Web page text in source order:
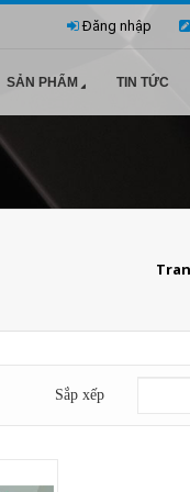
Đăng nhập
SẢN PHẨM TIN TỨC
Sắp xếp